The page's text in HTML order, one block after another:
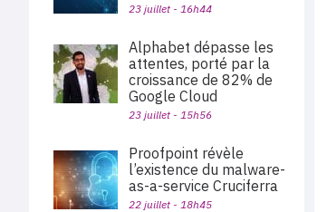
23 juillet - 16h44
Alphabet dépasse les
attentes, porté par la
croissance de 82% de
Google Cloud
23 juillet - 15h56
Proofpoint révèle
l’existence du malware-
as-a-service Cruciferra
22 juillet - 18h45